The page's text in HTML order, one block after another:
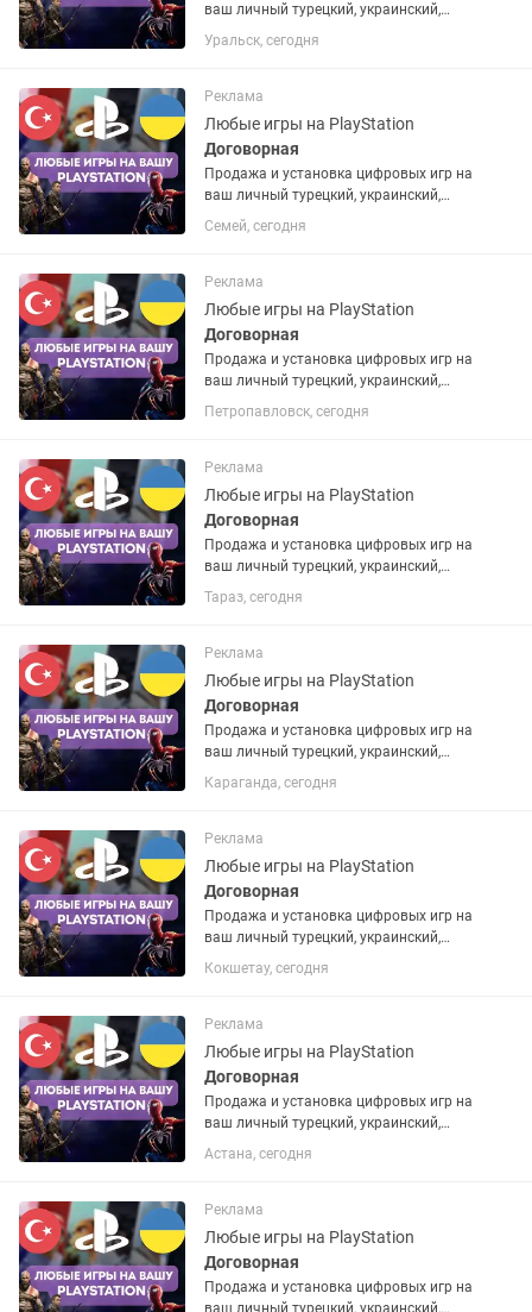
ваш личный турецкий, украинский,
американский или польский PSN
аккаунт. Если аккаунта нет – помогу
запросу. Работают на PS4 и...
Уральск, сегодня
Реклама
Любые игры на PlayStation
Договорная
Продажа и установка цифровых игр на
ваш личный турецкий, украинский,
американский или польский PSN
аккаунт. Если аккаунта нет – помогу
запросу. Работают на PS4 и...
Семей, сегодня
Реклама
Любые игры на PlayStation
Договорная
Продажа и установка цифровых игр на
ваш личный турецкий, украинский,
американский или польский PSN
аккаунт. Если аккаунта нет – помогу
запросу. Работают на PS4 и...
Петропавловск, сегодня
Реклама
Любые игры на PlayStation
Договорная
Продажа и установка цифровых игр на
ваш личный турецкий, украинский,
американский или польский PSN
аккаунт. Если аккаунта нет – помогу
запросу. Работают на PS4 и...
Тараз, сегодня
Реклама
Любые игры на PlayStation
Договорная
Продажа и установка цифровых игр на
ваш личный турецкий, украинский,
американский или польский PSN
аккаунт. Если аккаунта нет – помогу
запросу. Работают на PS4 и...
Караганда, сегодня
Реклама
Любые игры на PlayStation
Договорная
Продажа и установка цифровых игр на
ваш личный турецкий, украинский,
американский или польский PSN
аккаунт. Если аккаунта нет – помогу
запросу. Работают на PS4 и...
Кокшетау, сегодня
Реклама
Любые игры на PlayStation
Договорная
Продажа и установка цифровых игр на
ваш личный турецкий, украинский,
американский или польский PSN
аккаунт. Если аккаунта нет – помогу
запросу. Работают на PS4 и...
Астана, сегодня
Реклама
Любые игры на PlayStation
Договорная
Продажа и установка цифровых игр на
ваш личный турецкий, украинский,